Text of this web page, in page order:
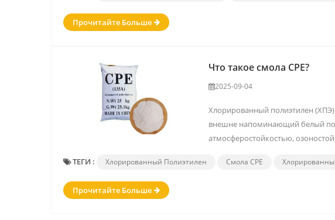
Прочитайте Больше
Что такое смола CPE?
2025-09-04
Хлорированный полиэтилен
внешне напоминающий белый
атмосферостойкостью,
ТЕГИ : Хлорированный Полиэтилен Смола CPE
Прочитайте Больше